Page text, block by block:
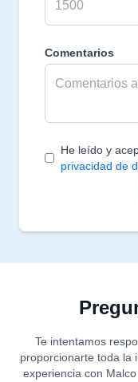
Comentarios
He leído y
privacidad de
Te intentamos
proporcionarte toda la
experiencia con